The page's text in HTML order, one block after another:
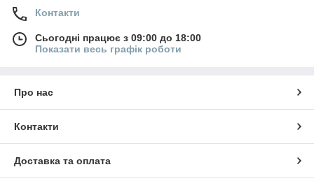
Контакти
Сьогодні працює з 09:00 до 18:00
Показати весь графік роботи
Про нас
Контакти
Доставка та оплата